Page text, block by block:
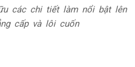
các chi tiết làm nổi bật lên
cấp và lôi cuốn